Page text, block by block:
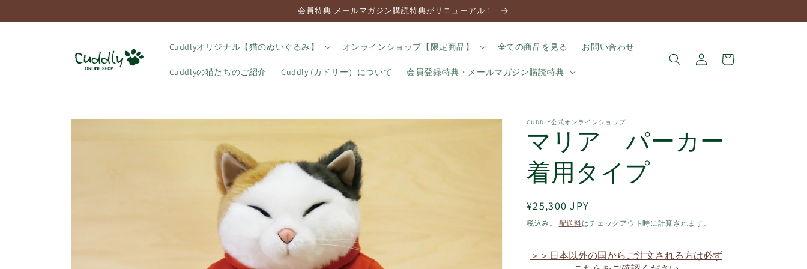
進む
会員特典 メールマガジン購読特典がリニューアル！
Cuddlyオリジナル【猫のぬいぐるみ】 オンラインショップ【限定商品】 全ての商品を見る お問い合わせ
Cuddlyの猫たちのご紹介 Cuddly (カドリー）について 会員登録特典・メールマガジン購読特典
グ
イ
ー
商品情
CUDDLY公式オンラインショップ
マリア パーカー
着用タイプ
通
常
格
¥25,300 JPY
税込み。 配送料はチェックアウト時に計算されます。
＞＞日本以外の国からご注文される方は必ず